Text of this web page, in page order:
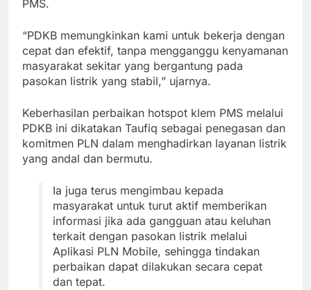
PMS.
“PDKB memungkinkan kami untuk bekerja dengan
cepat dan efektif, tanpa mengganggu kenyamanan
masyarakat sekitar yang bergantung pada
pasokan listrik yang stabil,” ujarnya.
Keberhasilan perbaikan hotspot klem PMS melalui
PDKB ini dikatakan Taufiq sebagai penegasan dan
komitmen PLN dalam menghadirkan layanan listrik
yang andal dan bermutu.
Ia juga terus mengimbau kepada
masyarakat untuk turut aktif memberikan
informasi jika ada gangguan atau keluhan
terkait dengan pasokan listrik melalui
Aplikasi PLN Mobile, sehingga tindakan
perbaikan dapat dilakukan secara cepat
dan tepat.